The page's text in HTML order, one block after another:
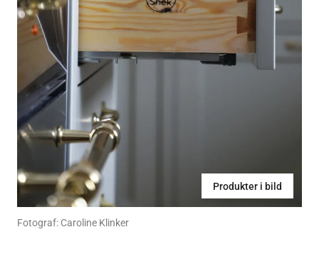
Produkter i bild
Fotograf: Caroline Klinker